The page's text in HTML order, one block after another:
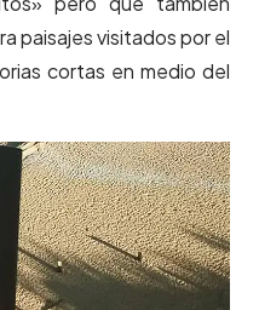
paisajes visitados por el
cortas en medio del